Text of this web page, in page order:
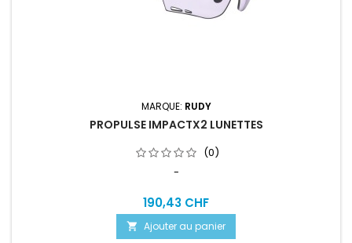
MARQUE: RUDY
PROPULSE IMPACTX2 LUNETTES
(0)
-
190,43 CHF
 Ajouter au panier